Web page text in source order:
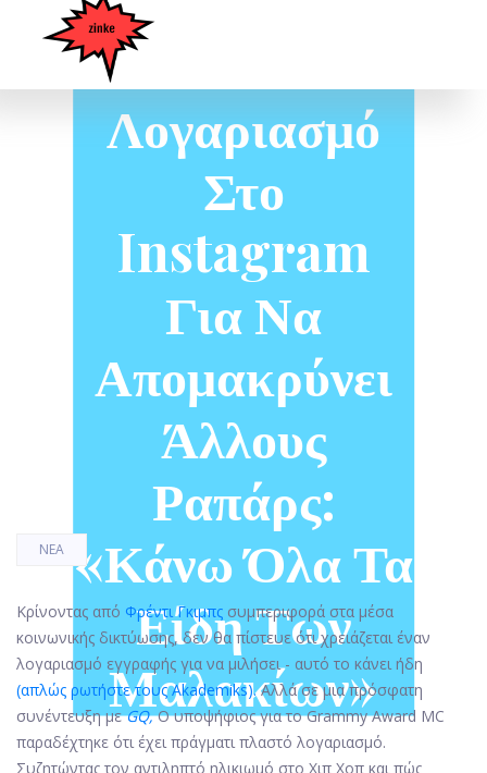
Λογαριασμό
Στο
Instagram
Για Να
Απομακρύνει
Άλλους
Ραπάρς:
«κάνω Όλα Τα
Είδη Των
Μαλακίων»
ΝΈΑ
Κρίνοντας από Φρέντι Γκιμπς συμπεριφορά στα μέσα
κοινωνικής δικτύωσης, δεν θα πίστευε ότι χρειάζεται έναν
λογαριασμό εγγραφής για να μιλήσει - αυτό το κάνει ήδη
(απλώς ρωτήστε τους Akademiks).Αλλά σε μια πρόσφατη
συνέντευξη μεGQ, Ο υποψήφιος για το Grammy Award MC
παραδέχτηκε ότι έχει πράγματι πλαστό λογαριασμό.
Συζητώντας τον αντιληπτό ηλικιωμό στο Χιπ Χοπ και πώς